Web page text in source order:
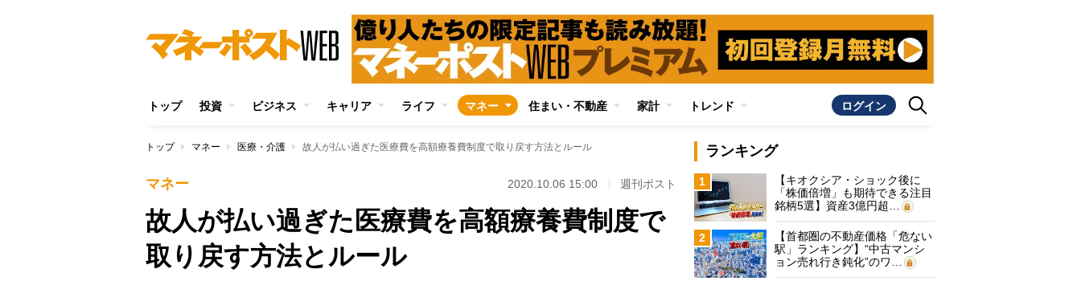
トップ 投資 ビジネス キャリア ライフ マネー 住まい・不動産 家計 トレンド ログイン
トップ マネー 医療・介護 故人が払い過ぎた医療費を高額療養費制度で取り戻す方法とルール
マネー 2020.10.06 15:00 週刊ポスト
故人が払い過ぎた医療費を高額療養費制度で
取り戻す方法とルール
ランキング
1
【キオクシア・ショック後に
「株価倍増」も期待できる注目
銘柄5選】資産3億円超…
2
【首都圏の不動産価格「危ない
駅」ランキング】“中古マンシ
ョン売れ行き鈍化”のワ…